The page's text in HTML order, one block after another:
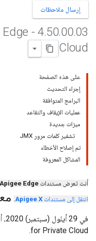
إرسال ملاحظات
4.50.00.
Cloud
على هذه الصفحة
إجراء التحديث
البرامج المتوافقة
عمليات الإيقاف والتقاعد
ميزات جديدة
تشفير كلمات مرور JMX
تم إصلاح الأخطاء
المشاكل المعروفة
أنت تعرض مستندات Apigee Edge
انتقل إلى مستندات Apigee X
.
for Private Cloud.